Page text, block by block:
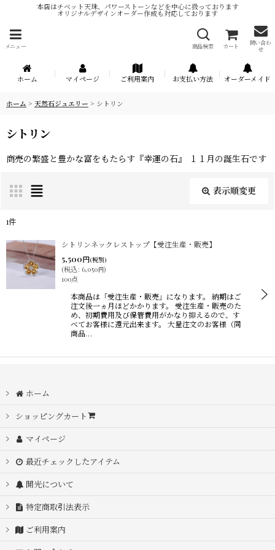
本店はチベット天珠、パワーストーンなどを中心に扱っております
オリジナルデザインオーダー作成も対応しております
メニュー 商品検索 カート
問い合わ
せ
ホーム マイページ ご利用案内 お支払い方法 オーダーメイド
ホーム > 天然石ジュエリー > シトリン
シトリン
商売の繁盛と豊かな富をもたらす『幸運の石』 １１月の誕生石です
表示順変更
表示数:
在庫あり
1件
シトリンネックレストップ【受注生産・販売】
5,500円(税別)
(税込: 6,050円)
100点
本商品は「受注生産・販売」になります。 納期はご
注文後一ヵ月ほどかかります。 受注生産・販売のた
め、初期費用及び保管費用がかなり抑えるので、す
べてお客様に還元出来ます。 大量注文のお客様（同
商品…
ホーム
ショッピングカート
マイページ
最近チェックしたアイテム
開光について
特定商取引法表示
ご利用案内